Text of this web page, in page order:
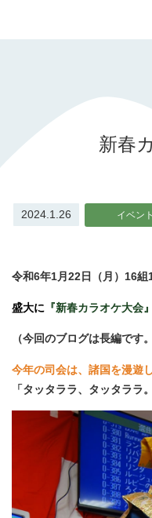
新春
2024.1.26 イベント
令和6年1月22日（月）16組
盛大に 『新春カラオケ大会』
（今回のブログは長編です。
今年の司会は、諸国を漫遊
「タッタララ、タッタララ